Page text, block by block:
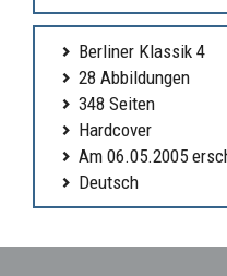
Berliner Klassik 4
28 Abbildungen
348 Seiten
Hardcover
Am 06.05.2005
Deutsch